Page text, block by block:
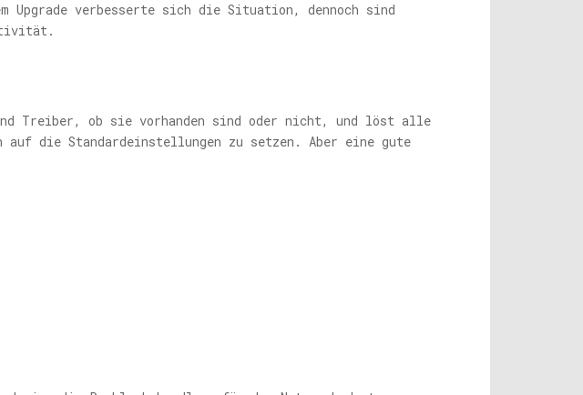
Upgrade verbesserte sich die Situation, dennoch sind
Treiber, ob sie vorhanden sind oder nicht, und löst alle
die Standardeinstellungen zu setzen. Aber eine gute